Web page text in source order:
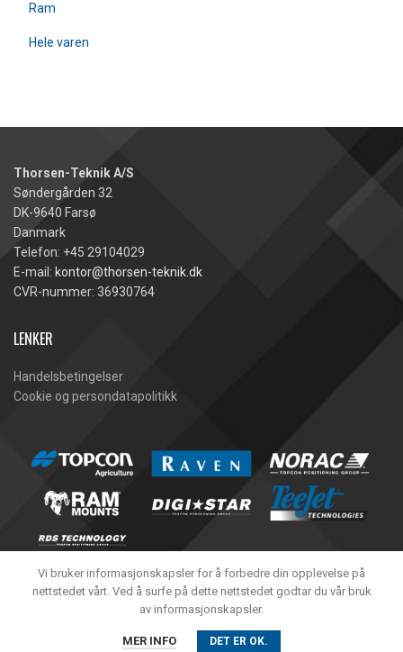
Ram
Hele varen
Thorsen-Teknik A/S
Søndergården 32
DK-9640 Farsø
Danmark
Telefon: +45 29104029
E-mail: kontor@thorsen-teknik.dk
CVR-nummer: 36930764
LENKER
Handelsbetingelser
Cookie og persondatapolitikk
Vi bruker informasjonskapsler for å forbedre din opplevelse på
nettstedet vårt. Ved å surfe på dette nettstedet godtar du vår bruk
av informasjonskapsler.
MER INFO DET ER OK.